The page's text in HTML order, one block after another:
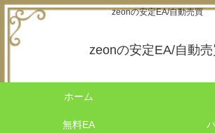
zeonの安定EA/自動売買
zeonの安定EA/自動売
ホーム
無料EA